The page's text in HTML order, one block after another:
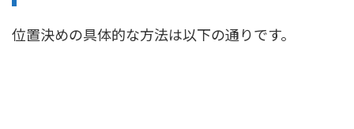
位置決めの具体的な方法は以下の通りです。